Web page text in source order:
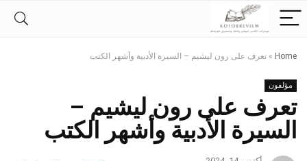
Home
» تعرف على رون ليشيم – السيرة الأدبية وأشهر الكتب
مؤلفون
تعرف على رون ليشيم –
السيرة الأدبية وأشهر الكتب